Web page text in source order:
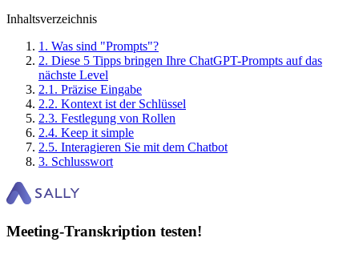
Inhaltsverzeichnis
1 . Was sind "Prompts"?
2. Diese 5 Tipps bringen Ihre ChatGPT-Prompts auf das
nächste Level
2.1 . Präzise Eingabe
2.2. Kontext ist der Schlüssel
2.3. Festlegung von Rollen
2.4. Keep it simple
2.5. Interagieren Sie mit dem Chatbot
3. Schlusswort
Meeting-Transkription testen!